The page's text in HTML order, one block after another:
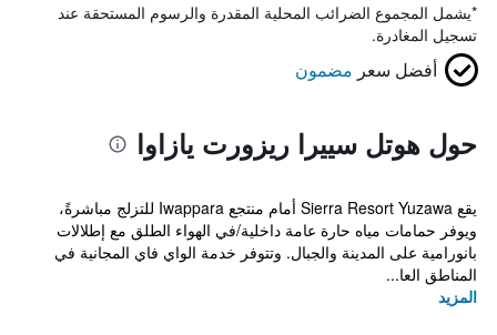
*يشمل المجموع الضرائب المحلية المقدرة والرسوم المستحقة عند
تسجيل المغادرة.
أفضل سعر مضمون
حول هوتل سييرا ريزورت يازاوا
يقع Sierra Resort Yuzawa أمام منتجع Iwappara للتزلج مباشرةً،
ويوفر حمامات مياه حارة عامة داخلية/في الهواء الطلق مع إطلالات
بانورامية على المدينة والجبال. وتتوفر خدمة الواي فاي المجانية في
المناطق العا...
المزيد